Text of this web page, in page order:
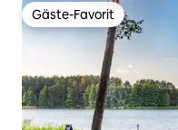
Gäste-Favorit
Gäste-Favorit